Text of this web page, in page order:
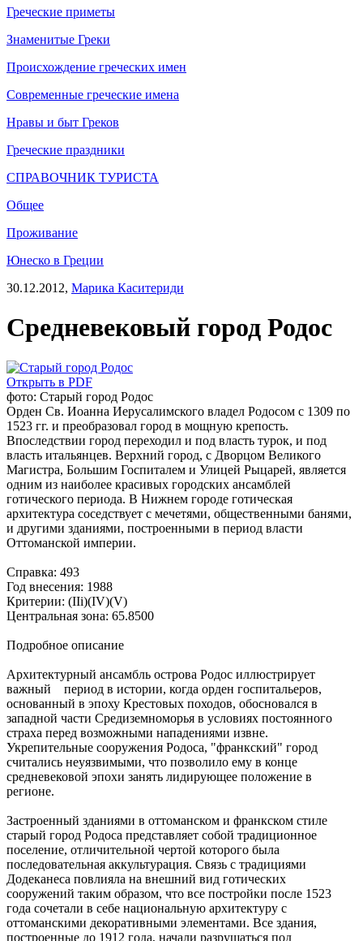
Греческие приметы
Знаменитые Греки
Происхождение греческих имен
Современные греческие имена
Нравы и быт Греков
Греческие праздники
СПРАВОЧНИК ТУРИСТА
Общее
Проживание
Юнеско в Греции
30.12.2012, Марика Каситериди
Средневековый город Родос
Открыть в PDF
фото: Старый город Родос
Орден Св. Иоанна Иерусалимского владел Родосом с 1309 по
1523 гг. и преобразовал город в мощную крепость.
Впоследствии город переходил и под власть турок, и под
власть итальянцев. Верхний город, с Дворцом Великого
Магистра, Большим Госпиталем и Улицей Рыцарей, является
одним из наиболее красивых городских ансамблей
готического периода. В Нижнем городе готическая
архитектура соседствует с мечетями, общественными банями,
и другими зданиями, построенными в период власти
Оттоманской империи.
Справка: 493
Год внесения: 1988
Критерии: (IIi)(IV)(V)
Центральная зона: 65.8500
Подробное описание
Архитектурный ансамбль острова Родос иллюстрирует
важный период в истории, когда орден госпитальеров,
основанный в эпоху Крестовых походов, обосновался в
западной части Средиземноморья в условиях постоянного
страха перед возможными нападениями извне.
Укрепительные сооружения Родоса, "франкский" город
считались неуязвимыми, что позволило ему в конце
средневековой эпохи занять лидирующее положение в
регионе.
Застроенный зданиями в оттоманском и франкском стиле
старый город Родоса представляет собой традиционное
поселение, отличительной чертой которого была
последовательная аккультурация. Связь с традициями
Додеканеса повлияла на внешний вид готических
сооружений таким образом, что все постройки после 1523
года сочетали в себе национальную архитектуру с
оттоманскими декоративными элементами. Все здания,
построенные до 1912 года, начали разрушаться под